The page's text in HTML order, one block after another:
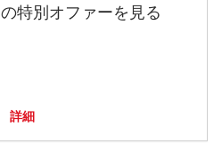
特別オファーを見る
詳細